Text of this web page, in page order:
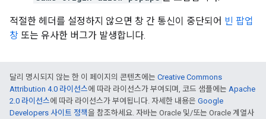
적절한 헤더를 설정하지 않으면 창 간 통신이 중단되어 빈 팝업
창 또는 유사한 버그가 발생합니다.
달리 명시되지 않는 한 이 페이지의 콘텐츠에는 Creative Commons
Attribution 4.0 라이선스에 따라 라이선스가 부여되며, 코드 샘플에는 Apache
2.0 라이선스에 따라 라이선스가 부여됩니다. 자세한 내용은 Google
Developers 사이트 정책을 참조하세요. 자바는 Oracle 및/또는 Oracle 계열사